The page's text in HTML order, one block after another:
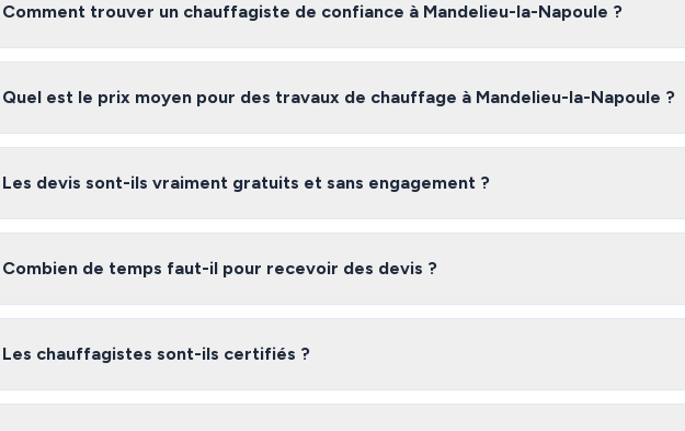
Comment trouver un chauffagiste de confiance à Mandelieu-la-Napoule ?
Pour trouver un chauffagiste fiable à Mandelieu-la-Napoule, nous vous recommandons de
engagement.
Quel est le prix moyen pour des travaux de chauffage à Mandelieu-la-Napoule ?
Les tarifs de chauffage à Mandelieu-la-Napoule varient selon l'ampleur des travaux, les
Les devis sont-ils vraiment gratuits et sans engagement ?
Oui, notre service est 100% gratuit et sans engagement. Vous recevez jusqu'à 3 devis de
Combien de temps faut-il pour recevoir des devis ?
Après avoir rempli le formulaire, vous recevez généralement vos devis sous 48 heures. Les
Les chauffagistes sont-ils certifiés ?
Oui, les artisans de notre réseau dans les Alpes-Maritimes sont des professionnels vérifiés